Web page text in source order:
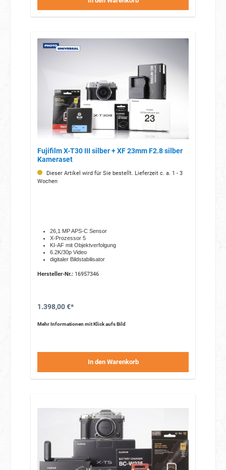
Fujifilm X-T30 III silber + XF 23mm F2.8 silber
Kameraset
Dieser Artikel wird für Sie bestellt. Lieferzeit c. a. 1 - 3
Wochen
26,1 MP APS-C Sensor
X-Prozessor 5
KI-AF mit Objektverfolgung
6.2K/30p Video
digitaler Bildstabilisator
Hersteller-Nr.:16957346
1.398,00 €*
Mehr Informationen mit Klick aufs Bild
In den Warenkorb